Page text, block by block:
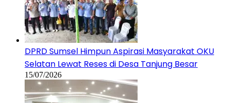
DPRD Sumsel Himpun Aspirasi Masyarakat OKU
Selatan Lewat Reses di Desa Tanjung Besar
15/07/2026